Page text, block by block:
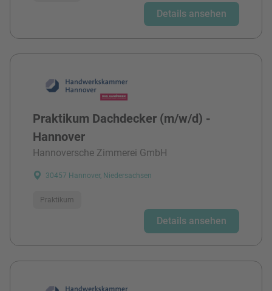
Details ansehen
Praktikum Dachdecker (m/w/d) -
Hannover
Hannoversche Zimmerei GmbH
30457 Hannover, Niedersachsen
Praktikum
Details ansehen